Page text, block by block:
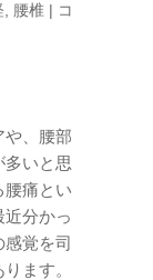
腰椎| コ
や、腰部
多いと思
腰痛とい
近分かっ
覚を司
ます。